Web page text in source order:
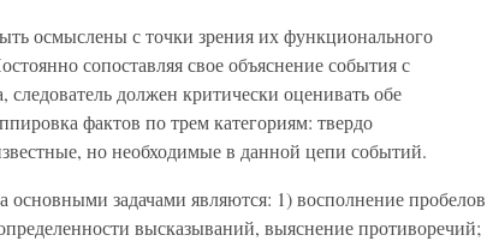
осмыслены с точки зрения их функционального
сопоставляя свое объяснение события с
должен критически оценивать обе
фактов по трем категориям: твердо
но необходимые в данной цепи событий.
задачами являются: 1) восполнение пробелов
высказываний, выяснение противоречий;